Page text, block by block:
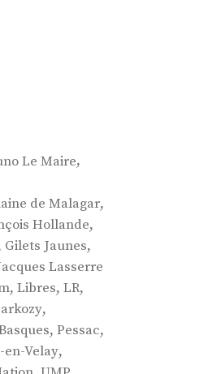
Le Maire,
de Malagar,
Hollande,
Gilets Jaunes,
Lasserre
, Libres, LR,
,
, Pessac,
en-Velay,